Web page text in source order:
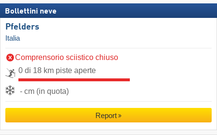
Bollettini neve
Pfelders
Italia
Comprensorio sciistico chiuso
0 di 18 km piste aperte
- cm (in quota)
Report